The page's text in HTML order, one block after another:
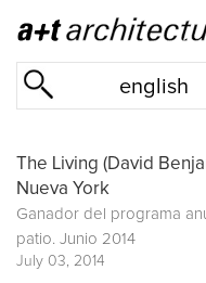
english
The Living (David
Nueva York
Ganador del programa
patio. Junio 2014
July 03, 2014